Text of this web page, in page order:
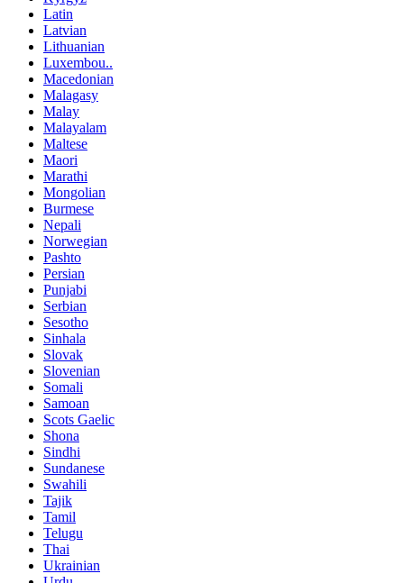
Latin
Latvian
Lithuanian
Luxembou..
Macedonian
Malagasy
Malay
Malayalam
Maltese
Maori
Marathi
Mongolian
Burmese
Nepali
Norwegian
Pashto
Persian
Punjabi
Serbian
Sesotho
Sinhala
Slovak
Slovenian
Somali
Samoan
Scots Gaelic
Shona
Sindhi
Sundanese
Swahili
Tajik
Tamil
Telugu
Thai
Ukrainian